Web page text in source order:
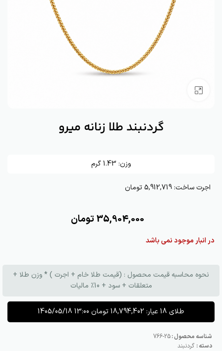
گردنبند طلا زنانه میرو
وزن: 1.43گرم
اجرت ساخت:5,912,719 تومان
35,904,000تومان
در انبار موجود نمی باشد
نحوه محاسبه قیمت محصول : (قیمت طلا خام + اجرت ) * وزن طلا +
متعلقات + سود + 10٪ مالیات
طلای 18 عیار: 18,794,402تومان 1405/05/18 13:00
شناسه محصول :25-766
دسته : گردنبند